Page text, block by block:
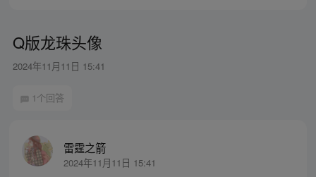
Q版龙珠头像
2024年11月11日 15:41
1个回答
雷霆之箭
2024年11月11日 15:41